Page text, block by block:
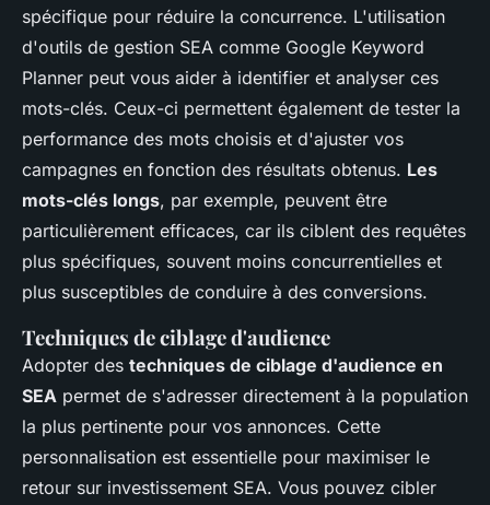
spécifique pour réduire la concurrence. L'utilisation
d'outils de gestion SEA comme Google Keyword
Planner peut vous aider à identifier et analyser ces
mots-clés. Ceux-ci permettent également de tester la
performance des mots choisis et d'ajuster vos
campagnes en fonction des résultats obtenus. Les
mots-clés longs, par exemple, peuvent être
particulièrement efficaces, car ils ciblent des requêtes
plus spécifiques, souvent moins concurrentielles et
plus susceptibles de conduire à des conversions.
Techniques de ciblage d'audience
Adopter des techniques de ciblage d'audience en
SEA permet de s'adresser directement à la population
la plus pertinente pour vos annonces. Cette
personnalisation est essentielle pour maximiser le
retour sur investissement SEA. Vous pouvez cibler